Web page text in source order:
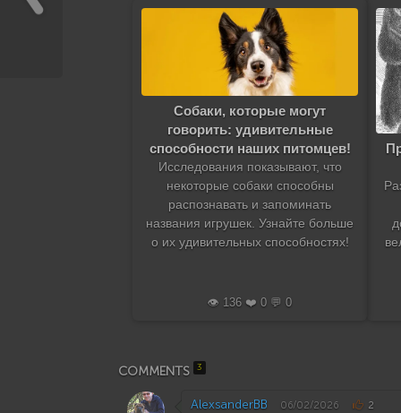
Собаки, которые могут
говорить: удивительные
способности наших питомцев!
Исследования показывают, что
некоторые собаки способны
распознавать и запоминать
названия игрушек. Узнайте больше
о их удивительных способностях!
👁️ 136 ❤️ 0 💬 0
COMMENTS 3
AlexsanderBB 06/02/2026 2